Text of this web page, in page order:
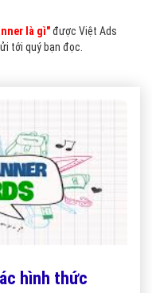
là gì"được Việt Ads
tới quý bạn đọc.
hình thức